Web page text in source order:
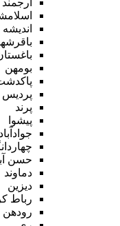
اندیشه
بومهن
پردیس
پرند
پیشوا
جوادآباد
حسن
دماوند
دیزین
رباط
رودهن